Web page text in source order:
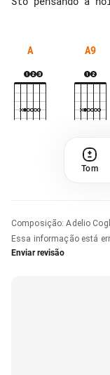
A A9
Tom
Composição:Adelio
Essa informação está
Enviar revisão